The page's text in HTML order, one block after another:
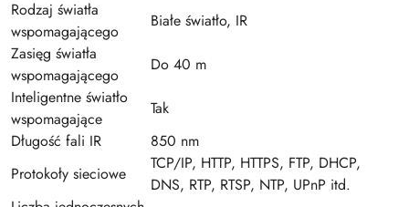
Rodzaj światła
wspomagającego
Białe światło, IR
Zasięg światła
wspomagającego
Do 40 m
Inteligentne światło
wspomagające
Tak
Długość fali IR
850 nm
Protokoły sieciowe
TCP/IP, HTTP, HTTPS, FTP, DHCP,
DNS, RTP, RTSP, NTP, UPnP itd.